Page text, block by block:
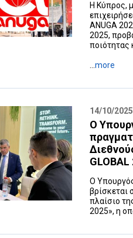
Η Κύπρος,
ANUGA
2025,
ποιότητας
...more
14/10/2025
Ο
GLOBAL
Ο
βρίσκεται
πλαίσιο
2025», η